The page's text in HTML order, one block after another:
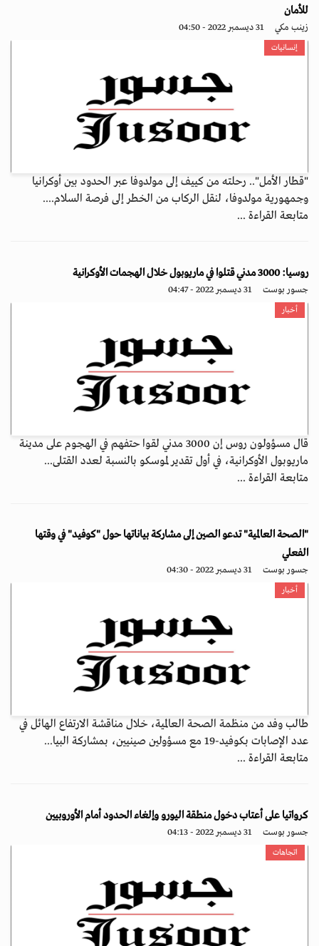
للأمان
زينب مكي 31 ديسمبر 2022 - 04:50
إنسانيات
"قطار الأمل".. رحلته من كييف إلى مولدوفا عبر الحدود بين أوكرانيا
وجمهورية مولدوفا، لنقل الركاب من الخطر إلى فرصة السلام....
متابعة القراءة ...
روسيا: 3000 مدني قتلوا في ماريوبول خلال الهجمات الأوكرانية
جسور بوست 31 ديسمبر 2022 - 04:47
أخبار
قال مسؤولون روس إن 3000 مدني لقوا حتفهم في الهجوم على مدينة
ماريوبول الأوكرانية، في أول تقدير لموسكو بالنسبة لعدد القتلى...
متابعة القراءة ...
"الصحة العالمية" تدعو الصين إلى مشاركة بياناتها حول "كوفيد" في وقتها
الفعلي
جسور بوست 31 ديسمبر 2022 - 04:30
أخبار
طالب وفد من منظمة الصحة العالمية، خلال مناقشة الارتفاع الهائل في
عدد الإصابات بكوفيد-19 مع مسؤولين صينيين، بمشاركة البيا...
متابعة القراءة ...
كرواتيا على أعتاب دخول منطقة اليورو وإلغاء الحدود أمام الأوروبيين
جسور بوست 31 ديسمبر 2022 - 04:13
اتجاهات